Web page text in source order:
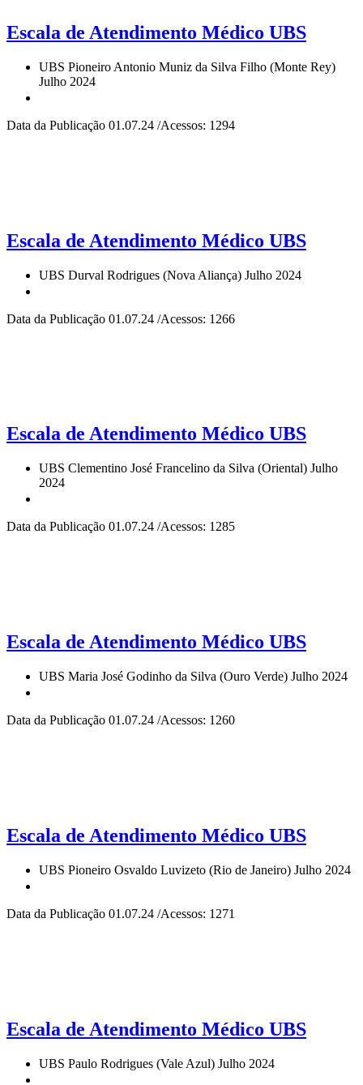
Escala de Atendimento Médico UBS
UBS Pioneiro Antonio Muniz da Silva Filho (Monte Rey)
Julho 2024
Data da Publicação 01.07.24 /Acessos: 1294
Escala de Atendimento Médico UBS
UBS Durval Rodrigues (Nova Aliança) Julho 2024
Data da Publicação 01.07.24 /Acessos: 1266
Escala de Atendimento Médico UBS
UBS Clementino José Francelino da Silva (Oriental) Julho
2024
Data da Publicação 01.07.24 /Acessos: 1285
Escala de Atendimento Médico UBS
UBS Maria José Godinho da Silva (Ouro Verde) Julho 2024
Data da Publicação 01.07.24 /Acessos: 1260
Escala de Atendimento Médico UBS
UBS Pioneiro Osvaldo Luvizeto (Rio de Janeiro) Julho 2024
Data da Publicação 01.07.24 /Acessos: 1271
Escala de Atendimento Médico UBS
UBS Paulo Rodrigues (Vale Azul) Julho 2024